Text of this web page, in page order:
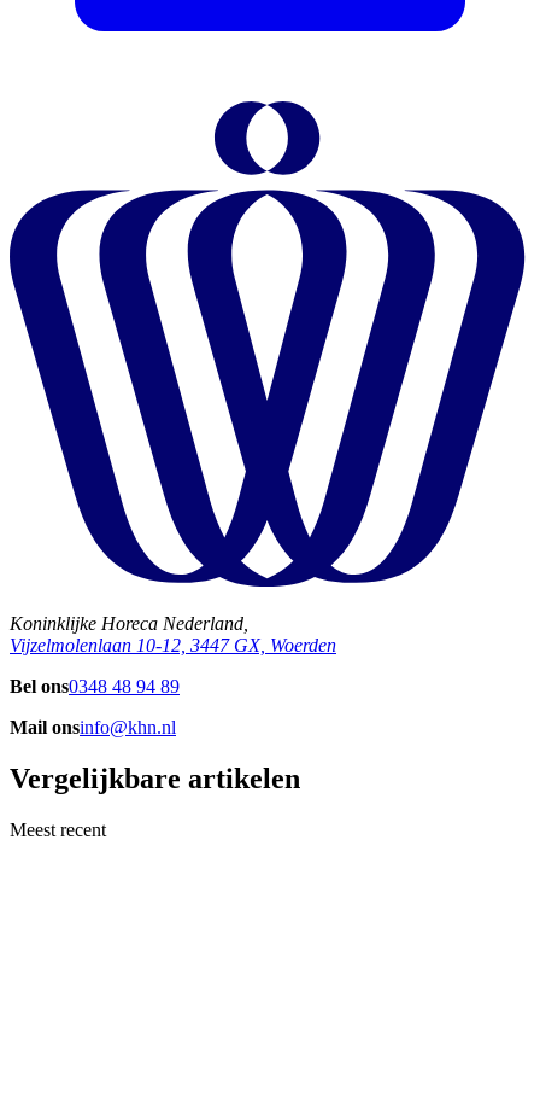
Koninklijke Horeca Nederland,
Vijzelmolenlaan 10-12, 3447 GX, Woerden
Bel ons0348 48 94 89
Mail onsinfo@khn.nl
Vergelijkbare artikelen
Meest recent